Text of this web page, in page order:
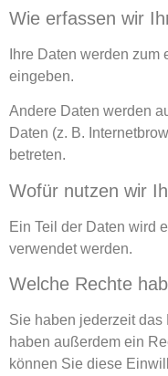
Wie erfassen wir
Ihre Daten werden
eingeben.
Andere Daten werden
Daten (z. B.
betreten.
Wofür nutzen wir
Ein Teil der Daten wird
verwendet werden.
Welche Rechte
Sie haben jederzeit das
haben außerdem ein
können Sie diese